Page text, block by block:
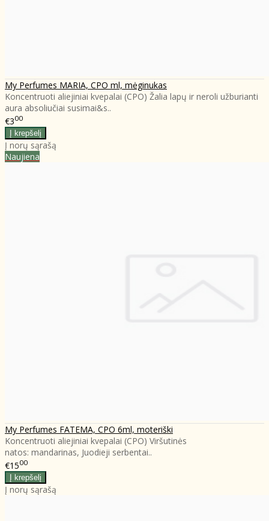
My Perfumes MARIA, CPO ml, mėginukas
Koncentruoti aliejiniai kvepalai (CPO) Žalia lapų ir neroli užburianti
aura absoliučiai susimai&s..
€300
Į norų sąrašą
Naujiena
My Perfumes FATEMA, CPO 6ml, moteriški
Koncentruoti aliejiniai kvepalai (CPO) Viršutinės
natos: mandarinas, Juodieji serbentai..
€1500
Į norų sąrašą